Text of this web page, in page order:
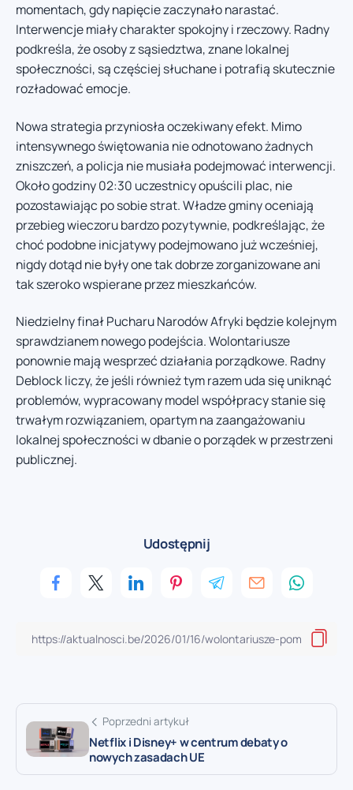
momentach, gdy napięcie zaczynało narastać.
Interwencje miały charakter spokojny i rzeczowy. Radny
podkreśla, że osoby z sąsiedztwa, znane lokalnej
społeczności, są częściej słuchane i potrafią skutecznie
rozładować emocje.
Nowa strategia przyniosła oczekiwany efekt. Mimo
intensywnego świętowania nie odnotowano żadnych
zniszczeń, a policja nie musiała podejmować interwencji.
Około godziny 02:30 uczestnicy opuścili plac, nie
pozostawiając po sobie strat. Władze gminy oceniają
przebieg wieczoru bardzo pozytywnie, podkreślając, że
choć podobne inicjatywy podejmowano już wcześniej,
nigdy dotąd nie były one tak dobrze zorganizowane ani
tak szeroko wspierane przez mieszkańców.
Niedzielny finał Pucharu Narodów Afryki będzie kolejnym
sprawdzianem nowego podejścia. Wolontariusze
ponownie mają wesprzeć działania porządkowe. Radny
Deblock liczy, że jeśli również tym razem uda się uniknąć
problemów, wypracowany model współpracy stanie się
trwałym rozwiązaniem, opartym na zaangażowaniu
lokalnej społeczności w dbanie o porządek w przestrzeni
publicznej.
Udostępnij
Poprzedni artykuł
Netflix i Disney+ w centrum debaty o
nowych zasadach UE